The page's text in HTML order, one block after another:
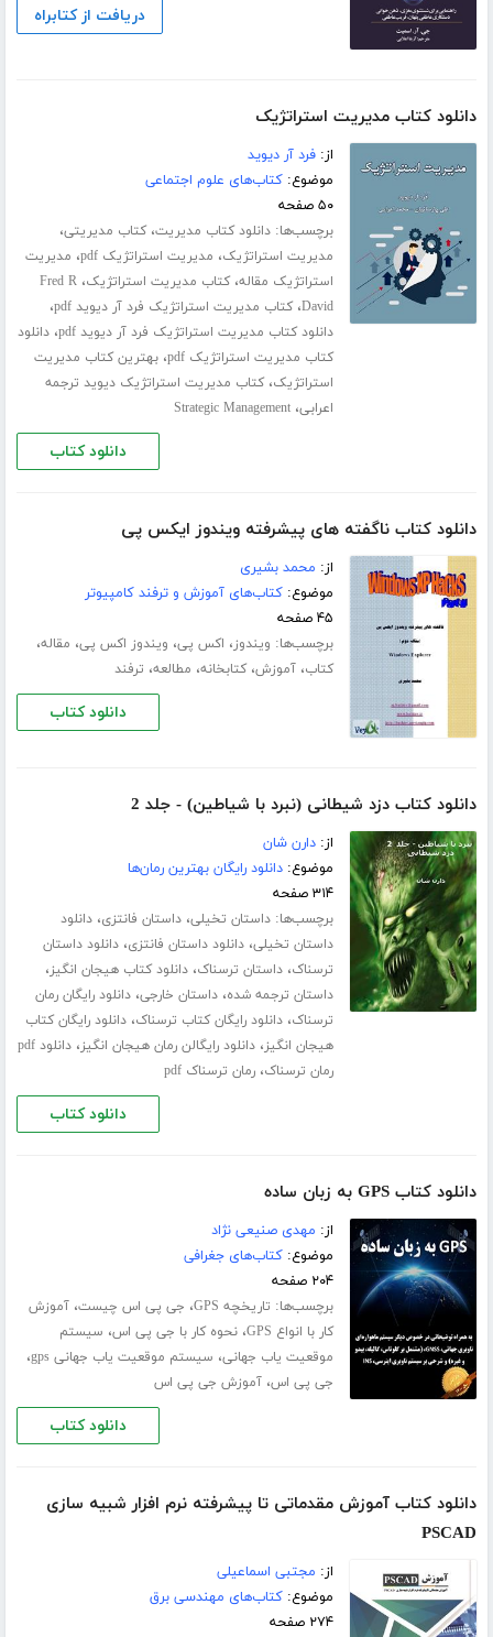
دریافت از کتابراه
دانلود کتاب مدیریت استراتژیک
از:فرد آر دیوید
موضوع:کتاب‌های علوم اجتماعی
۵۰ صفحه
برچسب‌ها:دانلود کتاب مدیریت،کتاب مدیریتی،
مدیریت استراتژیک، مدیریت استراتژیک pdf ، مدیریت
استراتژیک مقاله،کتاب مدیریت استراتژیک،Fred R
David،کتاب مدیریت استراتژیک فرد آر دیوید pdf ،
دانلود کتاب مدیریت استراتژیک فرد آر دیوید pdf ،دانلود
کتاب مدیریت استراتژیک pdf
،بهترین کتاب مدیریت
استراتژیک،کتاب مدیریت استراتژیک دیوید ترجمه
اعرابی،Strategic Management
دانلود کتاب
دانلود کتاب ناگفته های پیشرفته ویندوز ایکس پی
از: محمد بشیری
موضوع:کتاب‌های آموزش و ترفند کامپیوتر
۴۵ صفحه
برچسب‌ها: ویندوز، اکس پی، ویندوز اکس پی، مقاله،
کتاب،آموزش،کتابخانه، مطالعه، ترفند
دانلود کتاب
دانلود کتاب دزد شیطانی (نبرد با شیاطین) - جلد 2
از:دارن شان
موضوع:دانلود رایگان بهترین رمان‌ها
۳۱۴ صفحه
برچسب‌ها:داستان تخیلی،داستان فانتزی،دانلود
داستان تخیلی،دانلود داستان فانتزی،دانلود داستان
ترسناک،داستان ترسناک،دانلود کتاب هیجان انگیز،
داستان ترجمه شده،داستان خارجی،دانلود رایگان رمان
ترسناک،دانلود رایگان کتاب ترسناک،دانلود رایگان کتاب
هیجان انگیز،دانلود رایگالن رمان هیجان انگیز،
دانلود pdf
رمان ترسناک،رمان ترسناک pdf
دانلود کتاب
دانلود کتاب GPS به زبان ساده
از: مهدی صنیعی نژاد
موضوع:کتاب‌های جغرافی
۲۰۴ صفحه
برچسب‌ها: تاریخچه GPS ، جی پی اس چیست،آموزش
کار با انواع GPS
،نحوه کار با جی پی اس، سیستم
موقعیت یاب جهانی، سیستم موقعیت یاب جهانی gps ،
جی پی اس،آموزش جی پی اس
دانلود کتاب
دانلود کتاب آموزش مقدماتی تا پیشرفته نرم افزار شبیه سازی
PSCAD
از: مجتبی اسماعیلی
موضوع:کتاب‌های مهندسی برق
۲۷۴ صفحه